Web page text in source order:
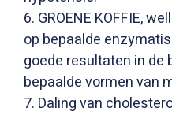
6. GROENE KOFFIE,
op bepaalde
goede resultaten in de
bepaalde vormen van
7. Daling van